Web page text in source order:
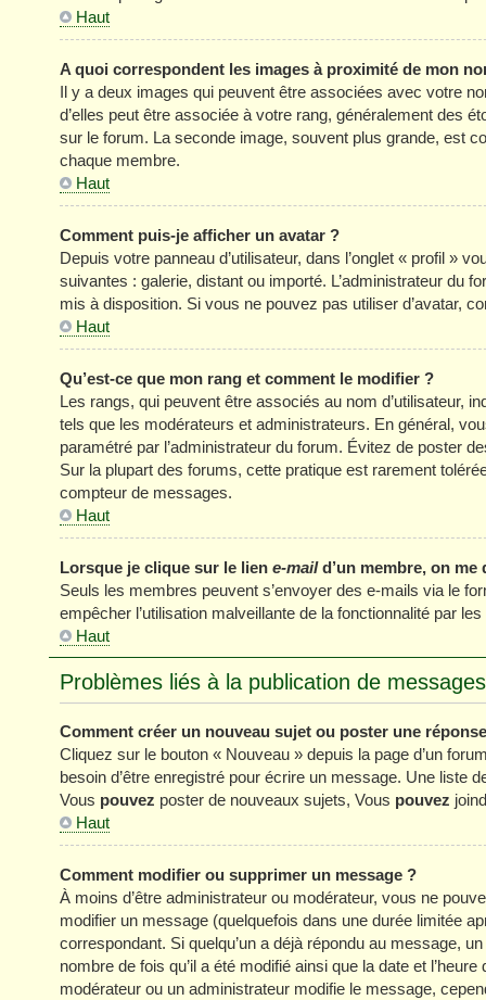
Haut
A quoi correspondent les images à proximité de mon
Il y a deux images qui peuvent être associées avec votre
d’elles peut être associée à votre rang, généralement des
sur le forum. La seconde image, souvent plus grande, est
chaque membre.
Haut
Comment puis-je afficher un avatar ?
Depuis votre panneau d’utilisateur, dans l’onglet « profil »
suivantes : galerie, distant ou importé. L’administrateur du
mis à disposition. Si vous ne pouvez pas utiliser d’avatar,
Haut
Qu’est-ce que mon rang et comment le modifier ?
Les rangs, qui peuvent être associés au nom d’utilisateur,
tels que les modérateurs et administrateurs. En général,
paramétré par l’administrateur du forum. Évitez de poster
Sur la plupart des forums, cette pratique est rarement
compteur de messages.
Haut
Lorsque je clique sur le lien e-maild’un membre, on me
Seuls les membres peuvent s’envoyer des e-mails via le
empêcher l’utilisation malveillante de la fonctionnalité par
Haut
Problèmes liés à la publication de messages
Comment créer un nouveau sujet ou poster une
Cliquez sur le bouton « Nouveau » depuis la page d’un
besoin d’être enregistré pour écrire un message. Une liste
Vous pouvez poster de nouveaux sujets, Vous pouvez
Haut
Comment modifier ou supprimer un message ?
À moins d’être administrateur ou modérateur, vous ne
modifier un message (quelquefois dans une durée limitée
correspondant. Si quelqu’un a déjà répondu au message,
nombre de fois qu’il a été modifié ainsi que la date et
modérateur ou un administrateur modifie le message,